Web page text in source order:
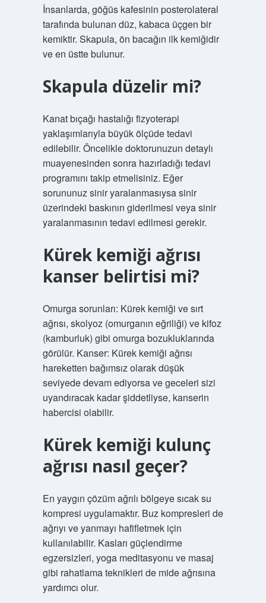
İnsanlarda, göğüs kafesinin posterolateral
tarafında bulunan düz, kabaca üçgen bir
kemiktir. Skapula, ön bacağın ilk kemiğidir
ve en üstte bulunur.
Skapula düzelir mi?
Kanat bıçağı hastalığı fizyoterapi
yaklaşımlarıyla büyük ölçüde tedavi
edilebilir. Öncelikle doktorunuzun detaylı
muayenesinden sonra hazırladığı tedavi
programını takip etmelisiniz. Eğer
sorununuz sinir yaralanmasıysa sinir
üzerindeki baskının giderilmesi veya sinir
yaralanmasının tedavi edilmesi gerekir.
Kürek kemiği ağrısı
kanser belirtisi mi?
Omurga sorunları: Kürek kemiği ve sırt
ağrısı, skolyoz (omurganın eğriliği) ve kifoz
(kamburluk) gibi omurga bozukluklarında
görülür. Kanser: Kürek kemiği ağrısı
hareketten bağımsız olarak düşük
seviyede devam ediyorsa ve geceleri sizi
uyandıracak kadar şiddetliyse, kanserin
habercisi olabilir.
Kürek kemiği kulunç
ağrısı nasıl geçer?
En yaygın çözüm ağrılı bölgeye sıcak su
kompresi uygulamaktır. Buz kompresleri de
ağrıyı ve yanmayı hafifletmek için
kullanılabilir. Kasları güçlendirme
egzersizleri, yoga meditasyonu ve masaj
gibi rahatlama teknikleri de mide ağrısına
yardımcı olur.